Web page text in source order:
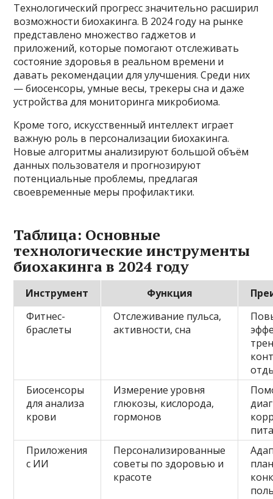
Технологический прогресс значительно расширил
возможности биохакинга. В 2024 году на рынке
представлено множество гаджетов и
приложений, которые помогают отслеживать
состояние здоровья в реальном времени и
давать рекомендации для улучшения. Среди них
— биосенсоры, умные весы, трекеры сна и даже
устройства для мониторинга микробиома.
Кроме того, искусственный интеллект играет
важную роль в персонализации биохакинга.
Новые алгоритмы анализируют большой объём
данных пользователя и прогнозируют
потенциальные проблемы, предлагая
своевременные меры профилактики.
Таблица: Основные
технологические инструменты
биохакинга в 2024 году
Инструмент Функция
Фитнес-
браслеты
Отслеживание пульса,
активности, сна
Биосенсоры
для анализа
крови
Измерение уровня
глюкозы, кислорода,
гормонов
Приложения
с ИИ
Персонализированные
советы по здоровью и
красоте